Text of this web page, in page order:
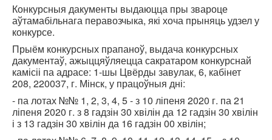
Конкурсныя дакументы выдаюцца пры звароце
аўтамабільнага перавозчыка, які хоча прыняць удзел у
конкурсе.
Прыём конкурсных прапаноў, выдача конкурсных
дакументаў, ажыццяўляецца сакратаром конкурснай
камісіі па адрасе: 1-шы Цвёрды завулак, 6, кабінет
208, 220037, г. Мінск, у працоўныя дні:
- па лотах №№ 1, 2, 3, 4, 5 - з 10 ліпеня 2020 г. па 21
ліпеня 2020 г. з 8 гадзін 30 хвілін да 12 гадзін 30 хвілін
і з 13 гадзін 30 хвілін да 16 гадзін 00 хвілін;